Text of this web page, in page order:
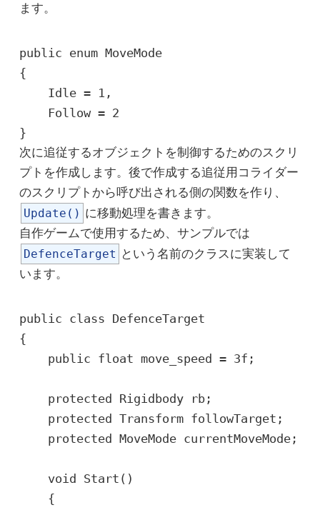
ます。
public enum MoveMode
{
    Idle = 1,
    Follow = 2
次に追従するオブジェクトを制御するためのスクリ
プトを作成します。後で作成する追従用コライダー
のスクリプトから呼び出される側の関数を作り、
Update() に移動処理を書きます。
自作ゲームで使用するため、サンプルでは
DefenceTarget という名前のクラスに実装して
います。
public class DefenceTarget
{
    public float move_speed = 3f;
    protected Rigidbody rb;
    protected Transform followTarget;
    protected MoveMode currentMoveMode;
    void Start()
    {